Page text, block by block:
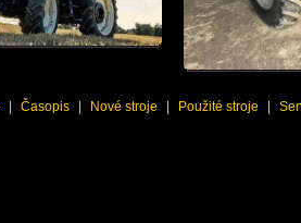
Časopis Nové stroje Použité stroje